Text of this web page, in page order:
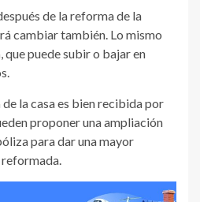
de la reforma de la
cambiar también. Lo mismo
que puede subir o bajar en
la casa es bien recibida por
proponer una ampliación
para dar una mayor